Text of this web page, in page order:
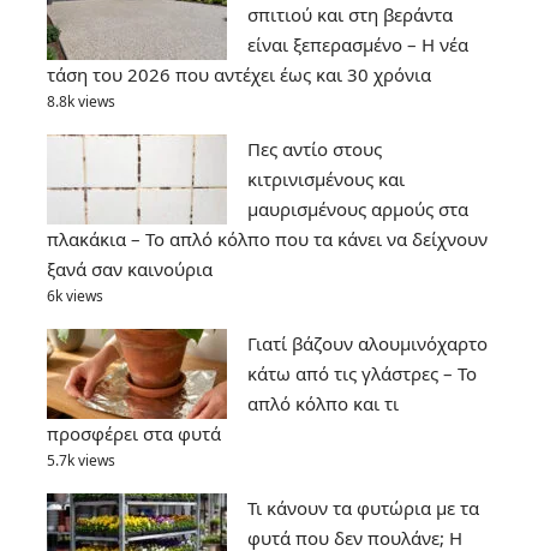
σπιτιού και στη βεράντα
είναι ξεπερασμένο – Η νέα
τάση του 2026 που αντέχει έως και 30 χρόνια
8.8k views
Πες αντίο στους
κιτρινισμένους και
μαυρισμένους αρμούς στα
πλακάκια – Το απλό κόλπο που τα κάνει να δείχνουν
ξανά σαν καινούρια
6k views
Γιατί βάζουν αλουμινόχαρτο
κάτω από τις γλάστρες – Το
απλό κόλπο και τι
προσφέρει στα φυτά
5.7k views
Τι κάνουν τα φυτώρια με τα
φυτά που δεν πουλάνε; Η